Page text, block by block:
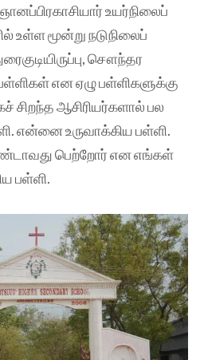
உயர்நிலைப்
உள்ள மூன்று நடுநிலைப்
சௌந்தர
என ஏழு பள்ளிகளுக்கு
சிறந்த ஆசிரியர்களால் பல
என்னை உருவாக்கிய பள்ளி.
பெற்றோர் என எங்கள்
பள்ளி.